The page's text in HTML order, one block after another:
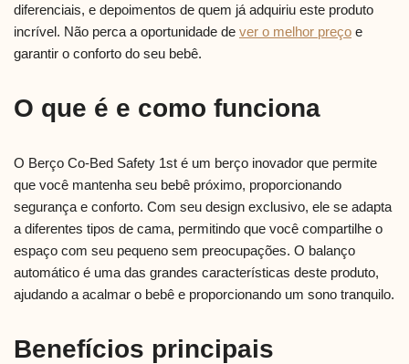
diferenciais, e depoimentos de quem já adquiriu este produto
incrível. Não perca a oportunidade de ver o melhor preço e
garantir o conforto do seu bebê.
O que é e como funciona
O Berço Co-Bed Safety 1st é um berço inovador que permite
que você mantenha seu bebê próximo, proporcionando
segurança e conforto. Com seu design exclusivo, ele se adapta
a diferentes tipos de cama, permitindo que você compartilhe o
espaço com seu pequeno sem preocupações. O balanço
automático é uma das grandes características deste produto,
ajudando a acalmar o bebê e proporcionando um sono tranquilo.
Benefícios principais